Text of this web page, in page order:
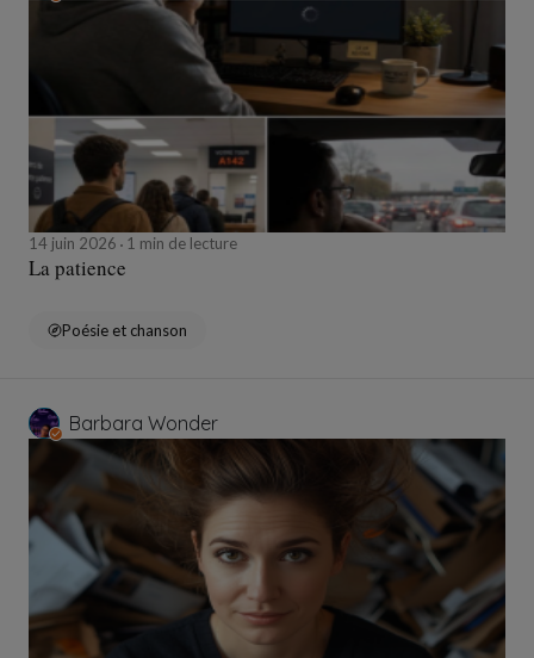
14 juin 2026 1 min de lecture
La patience
Poésie et chanson
Barbara Wonder